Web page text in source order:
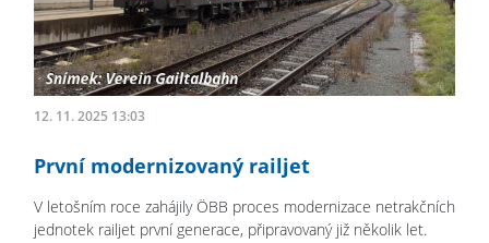
12. 11. 2025 13:03
První modernizovaný railjet
V letošním roce zahájily ÖBB proces modernizace netrakčních
jednotek railjet první generace, připravovaný již několik let.